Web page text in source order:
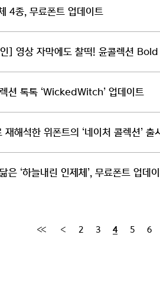
4종, 무료폰트 업데이트
] 영상 자막에도 찰떡! 윤콜렉션
션 톡톡 ‘WickedWitch’ 업데이트
해석한 위폰트의 ‘네이처 콜렉션’ 출시
은 ‘하늘내린 인제체’, 무료폰트 업데
2 3 4 5 6